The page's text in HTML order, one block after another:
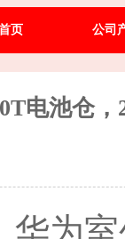
页 公司
池柜，IBBS700T电
电池仓
柜